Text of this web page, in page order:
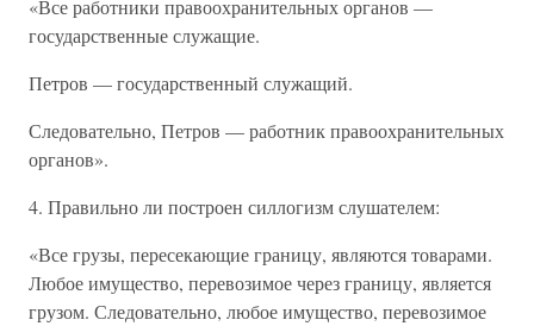
«Все работники правоохранительных органов —
государственные служащие.
Петров — государственный служащий.
Следовательно, Петров — работник правоохранительных
органов».
4. Правильно ли построен силлогизм слушателем:
«Все грузы, пересекающие границу, являются товарами.
Любое имущество, перевозимое через границу, является
грузом. Следовательно, любое имущество, перевозимое